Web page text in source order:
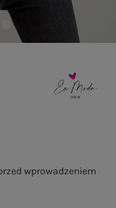
wprowadzeniem